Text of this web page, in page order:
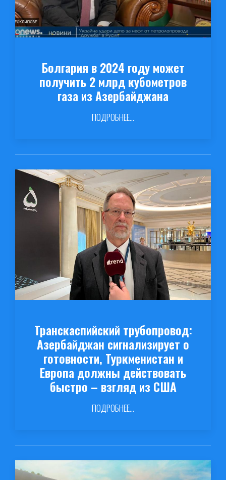
Болгария в 2024 году может
получить 2 млрд кубометров
газа из Азербайджана
ПОДРОБНЕЕ...
Транскаспийский трубопровод:
Азербайджан сигнализирует о
готовности, Туркменистан и
Европа должны действовать
быстро – взгляд из США
ПОДРОБНЕЕ...